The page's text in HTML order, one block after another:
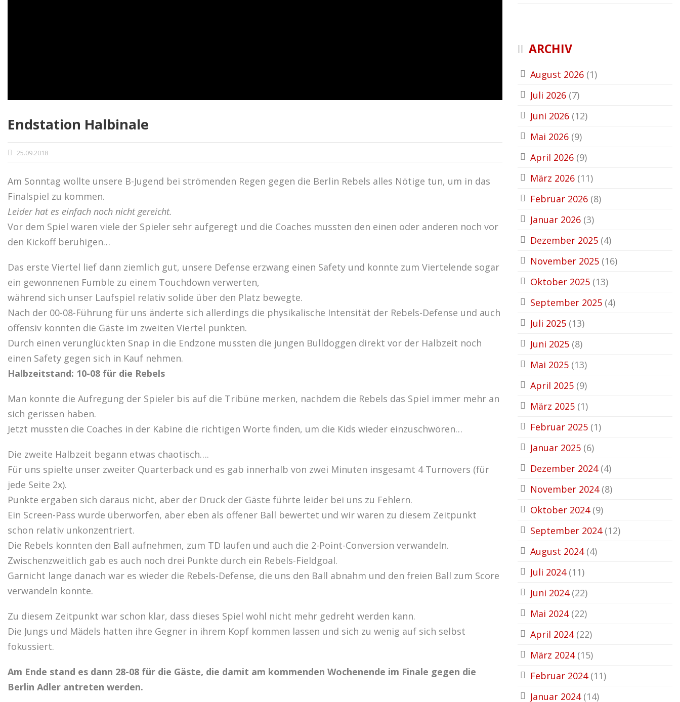
Endstation Halbinale
25.09.2018
Am Sonntag wollte unsere B-Jugend bei strömenden Regen gegen die Berlin Rebels alles Nötige tun, um in das
Finalspiel zu kommen.
Leider hat es einfach noch nicht gereicht.
Vor dem Spiel waren viele der Spieler sehr aufgeregt und die Coaches mussten den einen oder anderen noch vor
den Kickoff beruhigen…
Das erste Viertel lief dann ziemlich gut, unsere Defense erzwang einen Safety und konnte zum Viertelende sogar
ein gewonnenen Fumble zu einem Touchdown verwerten,
während sich unser Laufspiel relativ solide über den Platz bewegte.
Nach der 00-08-Führung für uns änderte sich allerdings die physikalische Intensität der Rebels-Defense und auch
offensiv konnten die Gäste im zweiten Viertel punkten.
Durch einen verunglückten Snap in die Endzone mussten die jungen Bulldoggen direkt vor der Halbzeit noch
einen Safety gegen sich in Kauf nehmen.
Halbzeitstand: 10-08 für die Rebels
Man konnte die Aufregung der Spieler bis auf die Tribüne merken, nachdem die Rebels das Spiel immer mehr an
sich gerissen haben.
Jetzt mussten die Coaches in der Kabine die richtigen Worte finden, um die Kids wieder einzuschwören…
Die zweite Halbzeit begann etwas chaotisch….
Für uns spielte unser zweiter Quarterback und es gab innerhalb von zwei Minuten insgesamt 4 Turnovers (für
jede Seite 2x).
Punkte ergaben sich daraus nicht, aber der Druck der Gäste führte leider bei uns zu Fehlern.
Ein Screen-Pass wurde überworfen, aber eben als offener Ball bewertet und wir waren zu diesem Zeitpunkt
schon relativ unkonzentriert.
Die Rebels konnten den Ball aufnehmen, zum TD laufen und auch die 2-Point-Conversion verwandeln.
Zwischenzweitlich gab es auch noch drei Punkte durch ein Rebels-Fieldgoal.
Garnicht lange danach war es wieder die Rebels-Defense, die uns den Ball abnahm und den freien Ball zum Score
verwandeln konnte.
Zu diesem Zeitpunkt war schon klar, dass dieses Spiel wohl nicht mehr gedreht werden kann.
Die Jungs und Mädels hatten ihre Gegner in ihrem Kopf kommen lassen und sich zu wenig auf sich selbst
fokussiert.
Am Ende stand es dann 28-08 für die Gäste, die damit am kommenden Wochenende im Finale gegen die
Berlin Adler antreten werden.
ARCHIV
August 2026 (1)
Juli 2026 (7)
Juni 2026 (12)
Mai 2026 (9)
April 2026 (9)
März 2026 (11)
Februar 2026 (8)
Januar 2026 (3)
Dezember 2025 (4)
November 2025 (16)
Oktober 2025 (13)
September 2025 (4)
Juli 2025 (13)
Juni 2025 (8)
Mai 2025 (13)
April 2025 (9)
März 2025 (1)
Februar 2025 (1)
Januar 2025 (6)
Dezember 2024(4)
November 2024(8)
Oktober 2024(9)
September 2024(12)
August 2024(4)
Juli 2024(11)
Juni 2024(22)
Mai 2024(22)
April 2024(22)
März 2024(15)
Februar 2024(11)
Januar 2024(14)